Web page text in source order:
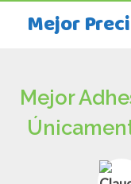
Mejor
Mejor